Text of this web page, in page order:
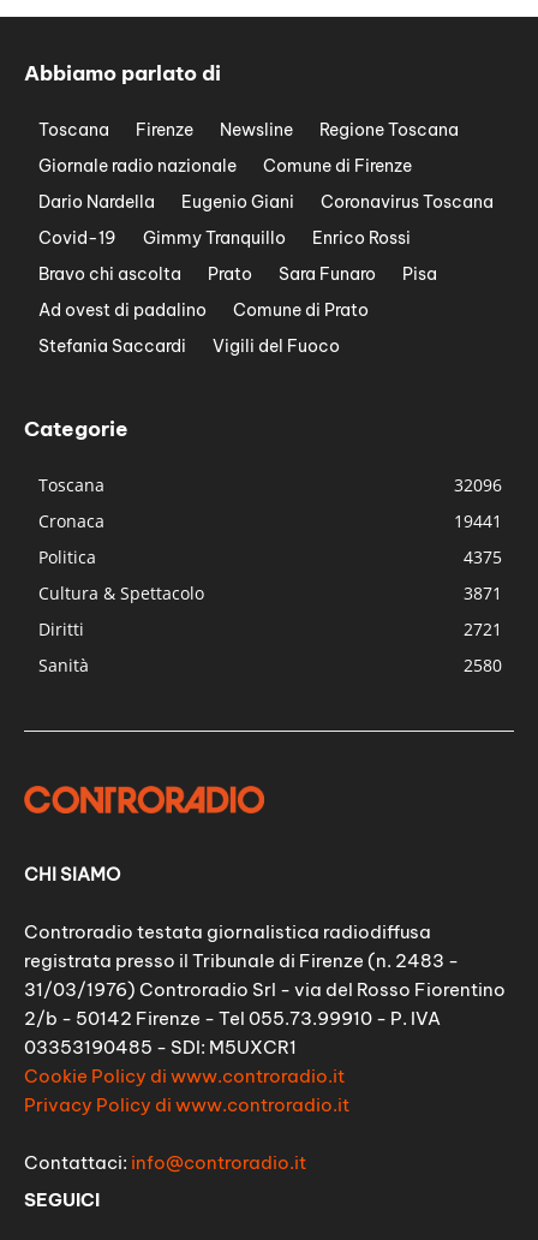
Abbiamo parlato di
Toscana Firenze Newsline
Regione Toscana
Giornale radio nazionale
Comune di Firenze
Dario Nardella
Eugenio Giani
Coronavirus Toscana
Covid-19
Gimmy Tranquillo
Enrico Rossi
Bravo chi ascolta
Prato Sara Funaro
Pisa
Ad ovest di padalino
Comune di Prato
Stefania Saccardi
Vigili del Fuoco
Categorie
Toscana
32096
Cronaca
19441
Politica
4375
Cultura & Spettacolo
3871
Diritti
2721
Sanità
2580
CHI SIAMO
Controradio testata giornalistica radiodiffusa
registrata presso il Tribunale di Firenze (n. 2483 -
31/03/1976) Controradio Srl - via del Rosso Fiorentino
2/b - 50142 Firenze - Tel 055.73.99910 - P. IVA
03353190485 - SDI: M5UXCR1
Cookie Policy di www.controradio.it
Privacy Policy di www.controradio.it
Contattaci: info@controradio.it
SEGUICI